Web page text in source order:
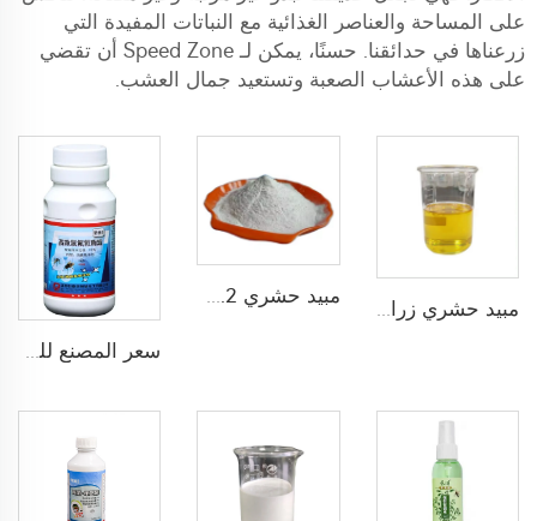
على المساحة والعناصر الغذائية مع النباتات المفيدة التي
زرعناها في حدائقنا. حسنًا، يمكن لـ Speed Zone أن تقضي
على هذه الأعشاب الصعبة وتستعيد جمال العشب.
مبيد حشري زراعي مختلط 100g/L أسيتامبريد + 20g/L إماكتين بنزوات EC
سعر المصنع للمبيدات القوية منتجات سايالوثرين لامبدا - سايالوثرين لامبدا 10% CS